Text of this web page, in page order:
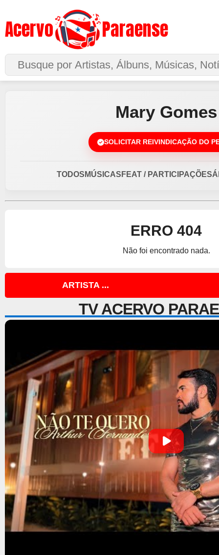
Acervo Paraense
Buscar no Site
Mary Gomes
SOLICITAR REIVINDICAÇÃO DO
TODOS MÚSICAS FEAT / PARTICIPAÇÕES
ERRO 404
Não foi encontrado nada.
ARTISTA ...
TV ACERVO